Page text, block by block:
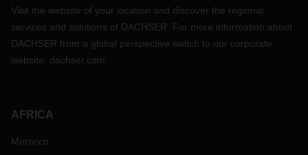
Visit the website of your location and discover the regional
services and solutions of DACHSER. For more information about
DACHSER from a global perspective switch to our corporate
website: dachser.com
AFRICA
Morocco